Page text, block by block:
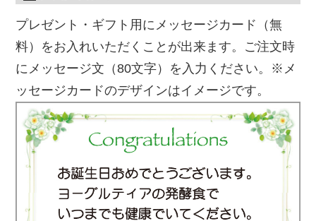
プレゼント・ギフト用にメッセージカード（無
料）をお入れいただくことが出来ます。ご注文時
にメッセージ文（80文字）を入力ください。※メ
ッセージカードのデザインはイメージです。